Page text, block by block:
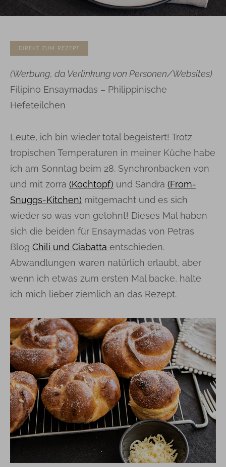
DIREKT ZUM REZEPT
(Werbung, da Verlinkung von Personen/Websites)
Filipino Ensaymadas – Philippinische
Hefeteilchen
Leute, ich bin wieder total begeistert! Trotz
tropischen Temperaturen in meiner Küche habe
ich am Sonntag beim 28. Synchronbacken von
und mit zorra (Kochtopf) und Sandra (From-
Snuggs-Kitchen) mitgemacht und es sich
wieder so was von gelohnt! Dieses Mal haben
sich die beiden für Ensaymadas von Petras
Blog Chili und Ciabatta entschieden.
Abwandlungen waren natürlich erlaubt, aber
wenn ich etwas zum ersten Mal backe, halte
ich mich lieber ziemlich an das Rezept.